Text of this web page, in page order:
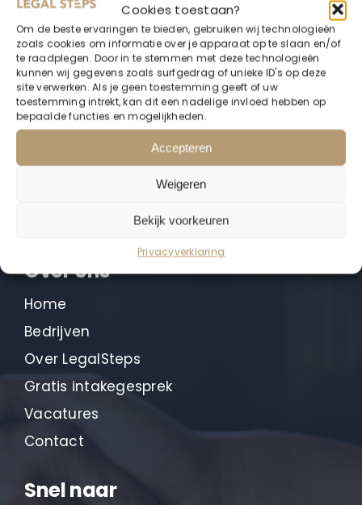
Cookies toestaan?
Om de beste ervaringen te bieden, gebruiken wij technologieën
zoals cookies om informatie over je apparaat op te slaan en/of
te raadplegen. Door in te stemmen met deze technologieën
kunnen wij gegevens zoals surfgedrag of unieke ID's op deze
site verwerken. Als je geen toestemming geeft of uw
toestemming intrekt, kan dit een nadelige invloed hebben op
bepaalde functies en mogelijkheden.
Accepteren
Weigeren
Bekijk voorkeuren
Privacyverklaring
LegalSteps B.V.
Hoogvlietsekerkweg 152
3194 AM Hoogvliet Rotterdam
Over ons
Home
Bedrijven
Over LegalSteps
Gratis intakegesprek
Vacatures
Contact
Snel naar